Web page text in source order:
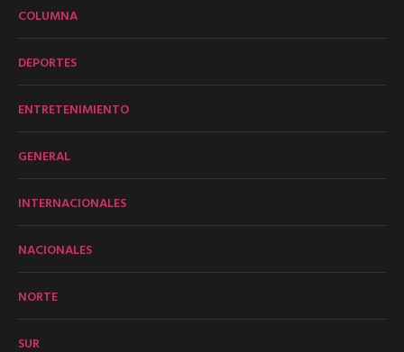
COLUMNA
DEPORTES
ENTRETENIMIENTO
GENERAL
INTERNACIONALES
NACIONALES
NORTE
SUR